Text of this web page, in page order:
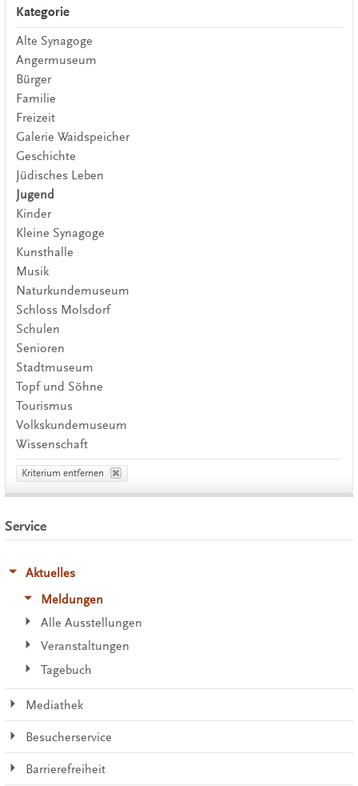
Kategorie
Alte Synagoge
Angermuseum
Bürger
Familie
Freizeit
Galerie Waidspeicher
Geschichte
Jüdisches Leben
Jugend
Kinder
Kleine Synagoge
Kunsthalle
Musik
Naturkundemuseum
Schloss Molsdorf
Schulen
Senioren
Stadtmuseum
Topf und Söhne
Tourismus
Volkskundemuseum
Wissenschaft
Kriterium entfernen
Service
Aktuelles
Meldungen
Alle Ausstellungen
Veranstaltungen
Tagebuch
Mediathek
Besucherservice
Barrierefreiheit